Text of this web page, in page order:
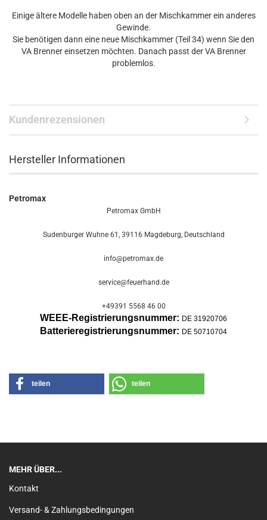
Einige ältere Modelle haben oben an der Mischkammer ein anderes
Gewinde.
Sie benötigen dann eine neue Mischkammer (Teil 34) wenn Sie den
VA Brenner einsetzen möchten. Danach passt der VA Brenner
problemlos.
Kundenrezensionen
Hersteller Informationen
Petromax
Petromax GmbH
Sudenburger Wuhne 61, 39116 Magdeburg, Deutschland
info@petromax.de
service@feuerhand.de
+49391 5568 46 00
WEEE-Registrierungsnummer: DE 31920706
Batterieregistrierungsnummer: DE 50710704
teilen teilen
MEHR ÜBER...
Kontakt
Versand- & Zahlungsbedingungen